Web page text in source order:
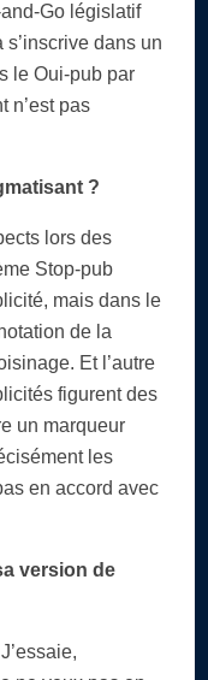
Go législatif
dans un
le Oui-pub par
n’est pas
?
lors des
Stop-pub
mais dans le
de la
Et l’autre
figurent des
un marqueur
les
en accord avec
version de